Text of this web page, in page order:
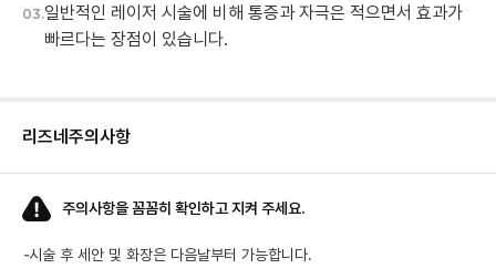
03.일반적인 레이저 시술에 비해 통증과 자극은 적으면서 효과가
빠르다는 장점이 있습니다.
리즈네 주의사항
주의사항을 꼼꼼히 확인하고 지켜 주세요.
-시술 후 세안 및 화장은 다음날부터 가능합니다.